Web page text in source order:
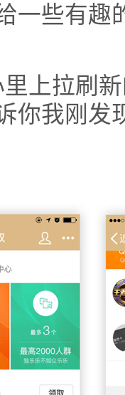
一些有趣
里上拉刷
你我刚发